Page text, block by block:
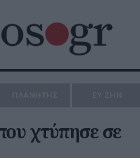
χτύπησε σε